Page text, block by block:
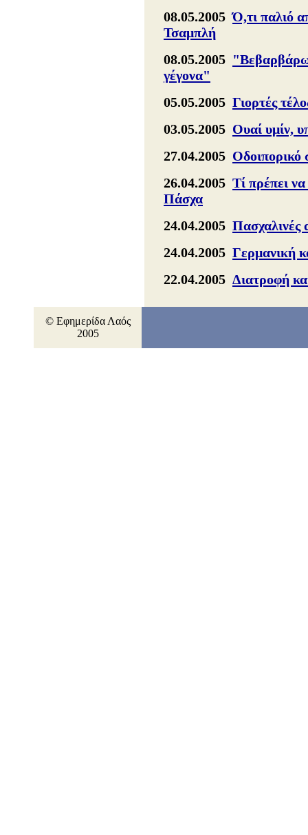
08.05.2005Ό,τι παλιό
Τσαμπλή
08.05.2005
γέγονα"
05.05.2005 Γιορτές
03.05.2005 Ουαί υμίν,
27.04.2005
26.04.2005 Τί πρέπει
Πάσχα
24.04.2005 Πασχαλινές
24.04.2005 Γερμανική
22.04.2005 Διατροφή
© Εφημερίδα Λαός
2005